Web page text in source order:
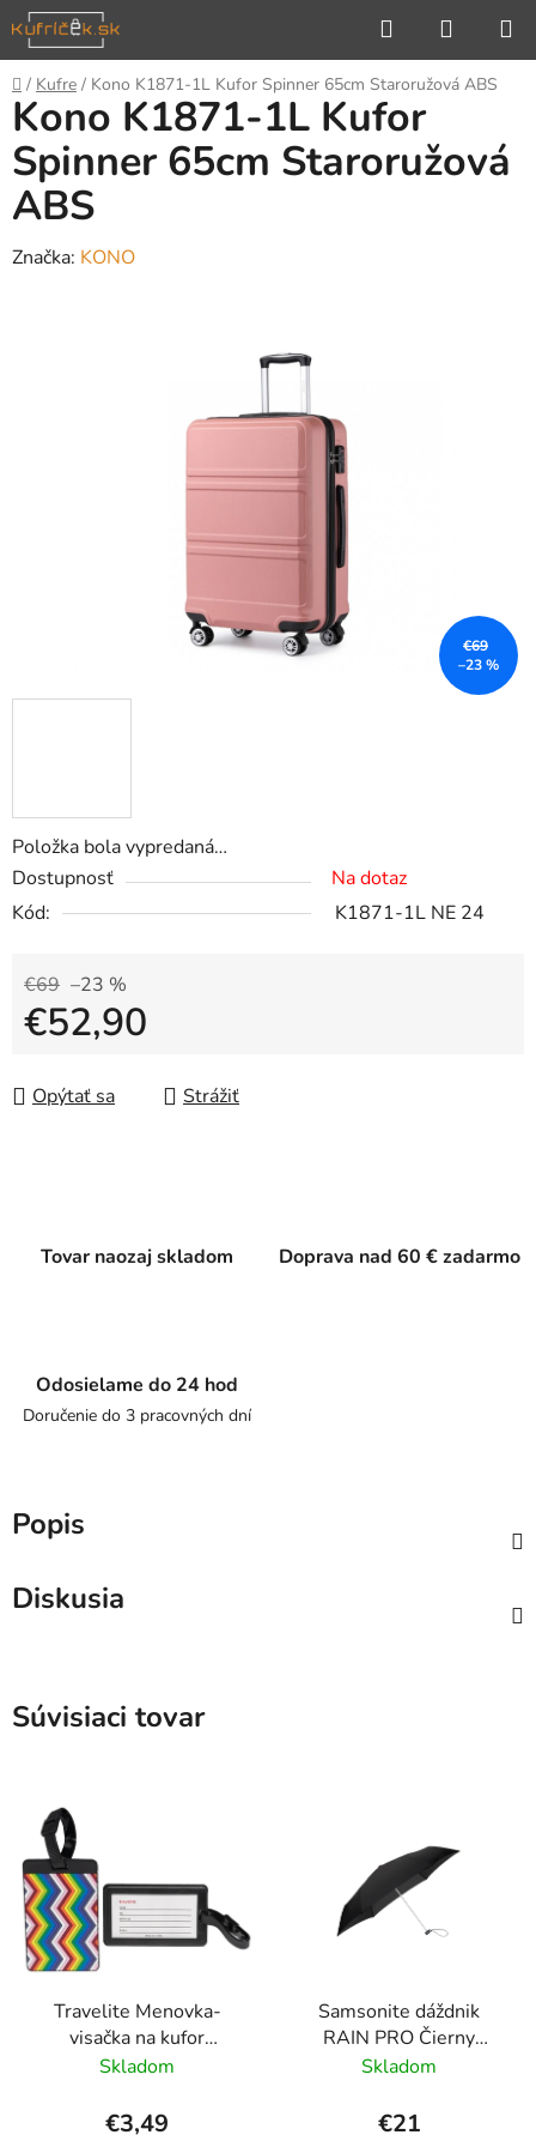
Prejsť
na
obsah
Hľadať
KOŠÍK
Domov
/ Kufre / Kono K1871-1L Kufor Spinner 65cm Staroružová ABS
Položka bola vypredaná…
Dostupnosť
Na dotaz
Kód:
K1871-1L NE 24
€69 –23 %
€52,90
Opýtať sa
Strážiť
Kono K1871-1L Kufor
Spinner 65cm Staroružová
ABS
Značka: KONO
€69
–23 %
Tovar naozaj skladom Doprava nad 60 € zadarmo
Odosielame do 24 hod
Doručenie do 3 pracovných dní
Popis
Diskusia
Súvisiaci tovar
Travelite Menovka-
visačka na kufor
Multicolor Waves
Skladom
€3,49
Samsonite dáždnik
RAIN PRO Čierny
skladací manuálny
Skladom
€21